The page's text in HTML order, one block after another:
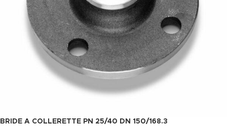
BRIDE A COLLERETTE PN 25/40 DN 150/168.3